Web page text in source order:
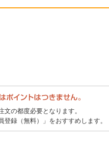
文の都度必要となります。
登録（無料）」をおすすめします。